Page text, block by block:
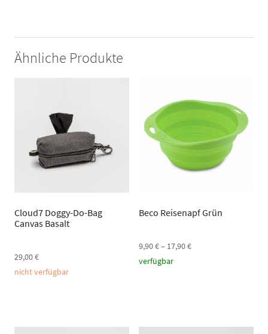
Ähnliche Produkte
Cloud7 Doggy-Do-Bag
Canvas Basalt
29,00€
nicht verfügbar
Beco Reisenapf Grün
9,90€– 17,90€
verfügbar